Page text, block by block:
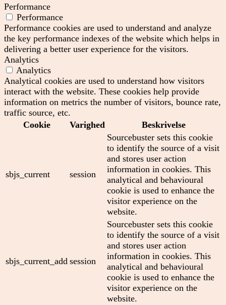
Performance
Performance
Performance cookies are used to understand and analyze
the key performance indexes of the website which helps in
delivering a better user experience for the visitors.
Analytics
Analytics
Analytical cookies are used to understand how visitors
interact with the website. These cookies help provide
information on metrics the number of visitors, bounce rate,
traffic source, etc.
Cookie
Varighed Beskrivelse
sbjs_current session
Sourcebuster sets this cookie
to identify the source of a visit
and stores user action
information in cookies. This
analytical and behavioural
cookie is used to enhance the
visitor experience on the
website.
sbjs_current_add session
Sourcebuster sets this cookie
to identify the source of a visit
and stores user action
information in cookies. This
analytical and behavioural
cookie is used to enhance the
visitor experience on the
website.